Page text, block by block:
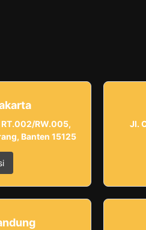
RT.002/RW.005,
Banten 15125
Jl.